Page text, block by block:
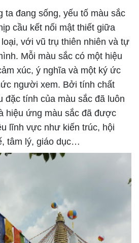
ta đang sống, yếu tố màu sắc
cầu kết nối mật thiết giữa
với vũ trụ thiên nhiên và tự
Mỗi màu sắc có một hiệu
xúc, ý nghĩa và một ký ức
người xem. Bởi tính chất
đặc tính của màu sắc đã luôn
hiệu ứng màu sắc đã được
lĩnh vực như kiến trúc, hội
tâm lý, giáo dục…